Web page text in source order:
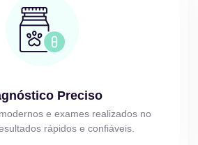
Preciso
e exames realizados no
rápidos e confiáveis.